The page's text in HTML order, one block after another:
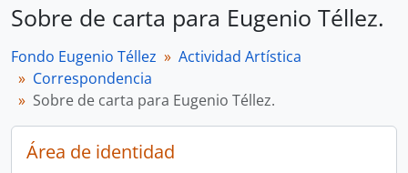
Sobre de carta para Eugenio Téllez.
Fondo Eugenio Téllez
Actividad Artística
Correspondencia
Sobre de carta para Eugenio Téllez.
Área de identidad